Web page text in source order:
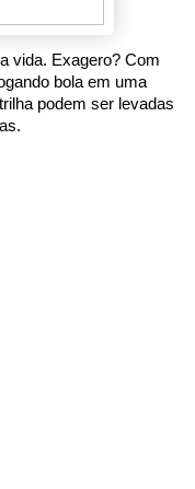
vida. Exagero? Com
bola em uma
podem ser levadas